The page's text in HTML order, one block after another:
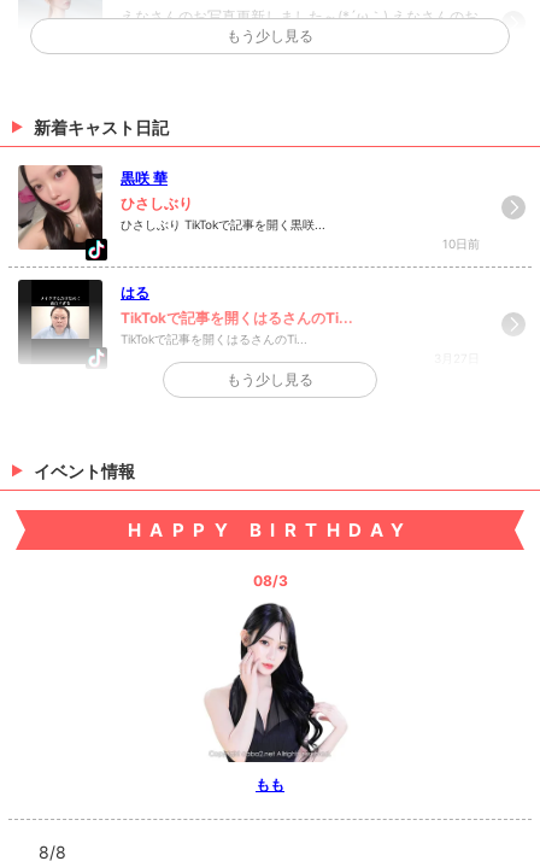
えなさんのお写真更新しました～(*´ω｀) えなさんのお
写真はコチラから！
まひろさんのお写真更新しました(*´ω｀) まひろさんの
（06/10 17:00）
もう少し見る
新着キャスト日記
黒咲 華
ひさしぶり
ひさしぶり TikTokで記事を開く黒咲...
10日前
はる
TikTokで記事を開くはるさんのTi...
TikTokで記事を開くはるさんのTi...
もう少し見る
イベント情報
HAPPY BIRTHDAY
08/3
もも
8/8